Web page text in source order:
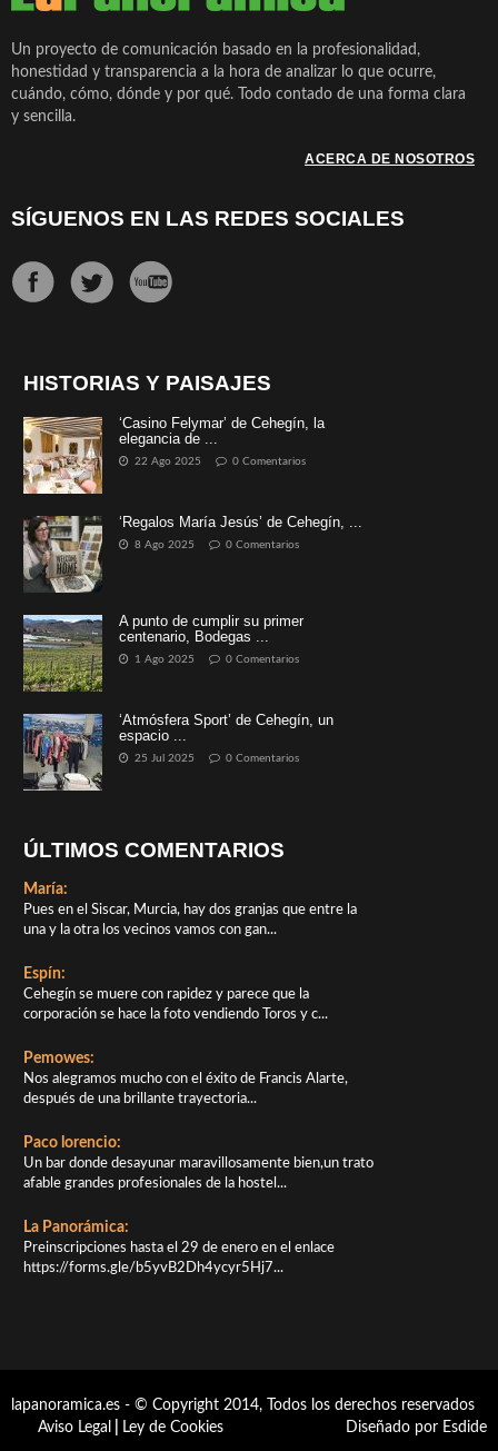
Un proyecto de comunicación basado en la profesionalidad,
honestidad y transparencia a la hora de analizar lo que ocurre,
cuándo, cómo, dónde y por qué. Todo contado de una forma clara
y sencilla.
ACERCA DE NOSOTROS
SÍGUENOS EN LAS REDES SOCIALES
HISTORIAS Y PAISAJES
‘Casino Felymar’ de Cehegín, la
elegancia de ...
22 Ago 2025 0 Comentarios
‘Regalos María Jesús’ de Cehegín, ...
8 Ago 2025 0 Comentarios
A punto de cumplir su primer
centenario, Bodegas ...
1 Ago 2025 0 Comentarios
‘Atmósfera Sport’ de Cehegín, un
espacio ...
25 Jul 2025 0 Comentarios
ÚLTIMOS COMENTARIOS
María:
Pues en el Siscar, Murcia, hay dos granjas que entre la
una y la otra los vecinos vamos con gan...
Espín:
Cehegín se muere con rapidez y parece que la
corporación se hace la foto vendiendo Toros y c...
Pemowes:
Nos alegramos mucho con el éxito de Francis Alarte,
después de una brillante trayectoria...
Paco lorencio:
Un bar donde desayunar maravillosamente bien,un trato
afable grandes profesionales de la hostel...
La Panorámica:
Preinscripciones hasta el 29 de enero en el enlace
https://forms.gle/b5yvB2Dh4ycyr5Hj7...
lapanoramica.es - © Copyright 2014, Todos los derechos reservados
Aviso Legal
Ley de Cookies Diseñado por Esdide